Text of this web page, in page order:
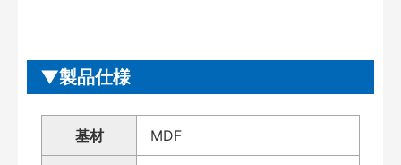
製品仕様
基材 MDF